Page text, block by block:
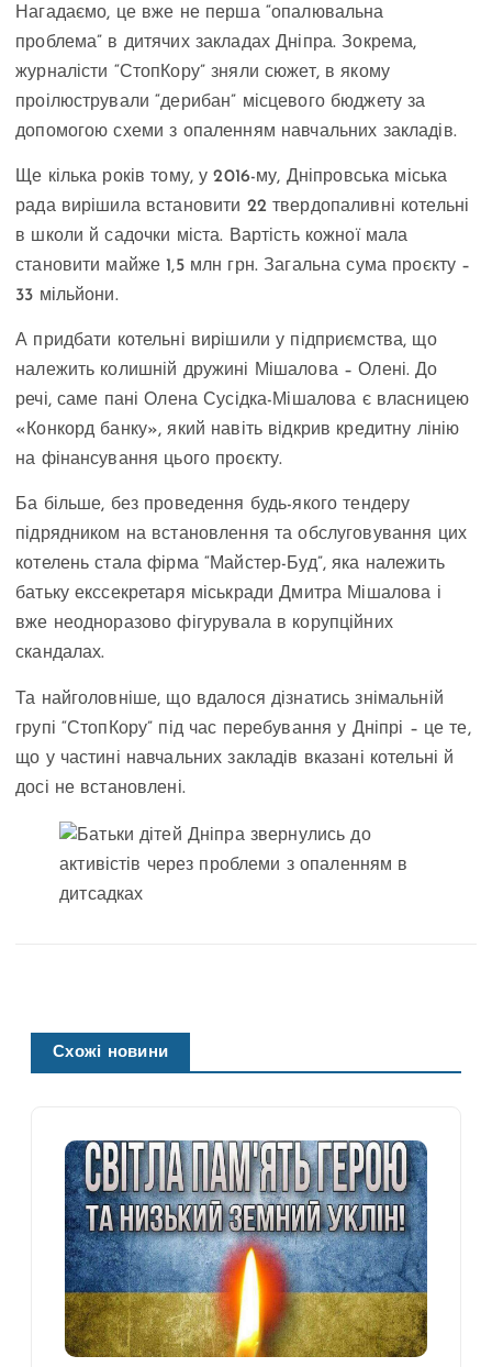
Нагадаємо, це вже не перша “опалювальна
проблема” в дитячих закладах Дніпра. Зокрема,
журналісти “СтопКору” зняли сюжет, в якому
проілюстрували “дерибан” місцевого бюджету за
допомогою схеми з опаленням навчальних закладів.
Ще кілька років тому, у 2016-му, Дніпровська міська
рада вирішила встановити 22 твердопаливні котельні
в школи й садочки міста. Вартість кожної мала
становити майже 1,5 млн грн. Загальна сума проєкту –
33 мільйони.
А придбати котельні вирішили у підприємства, що
належить колишній дружині Мішалова – Олені. До
речі, саме пані Олена Сусідка-Мішалова є власницею
«Конкорд банку», який навіть відкрив кредитну лінію
на фінансування цього проєкту.
Ба більше, без проведення будь-якого тендеру
підрядником на встановлення та обслуговування цих
котелень стала фірма “Майстер-Буд”, яка належить
батьку екссекретаря міськради Дмитра Мішалова і
вже неодноразово фігурувала в корупційних
скандалах.
Та найголовніше, що вдалося дізнатись знімальній
групі “СтопКору” під час перебування у Дніпрі – це те,
що у частині навчальних закладів вказані котельні й
досі не встановлені.
Схожі новини